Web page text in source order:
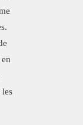
les